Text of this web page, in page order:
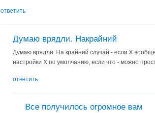
ответить
Думаю врядли. Накрайний
Думаю врядли. На крайний случай - если X
настройки X по умолчанию, если что - можно
ответить
Все получилось огромное вам